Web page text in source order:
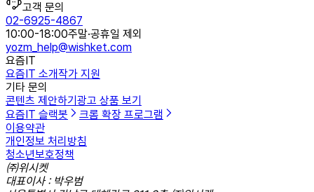
고객 문의
02-6925-4867
10:00-18:00주말·공휴일 제외
yozm_help@wishket.com
요즘IT
요즘IT 소개작가 지원
기타 문의
콘텐츠 제안하기 광고 상품 보기
요즘IT 슬랙봇
크롬 확장 프로그램
이용약관
개인정보 처리방침
청소년보호정책
㈜위시켓
대표이사 : 박우범